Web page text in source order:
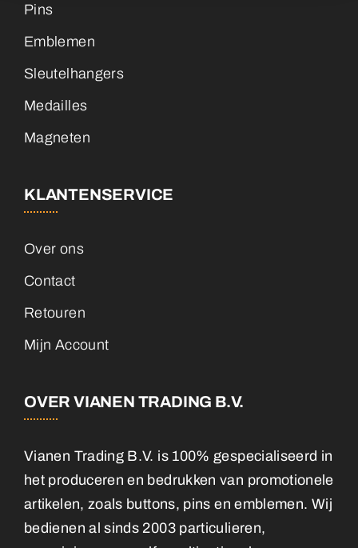
Pins
Emblemen
Sleutelhangers
Medailles
Magneten
KLANTENSERVICE
Over ons
Contact
Retouren
Mijn Account
OVER VIANEN TRADING B.V.
Vianen Trading B.V. is 100% gespecialiseerd in
het produceren en bedrukken van promotionele
artikelen, zoals buttons, pins en emblemen. Wij
bedienen al sinds 2003 particulieren,